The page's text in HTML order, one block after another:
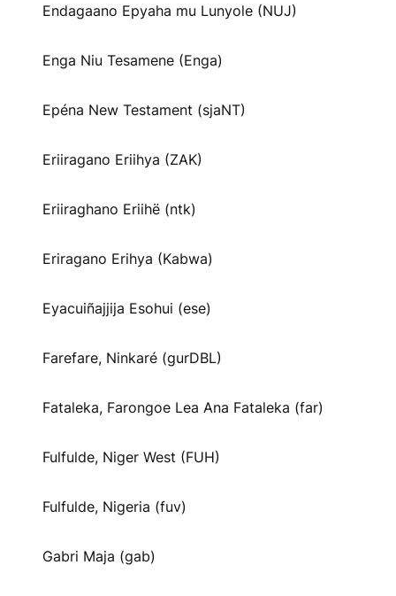
Endagaano Epyaha mu Lunyole (NUJ)
Enga Niu Tesamene (Enga)
Epéna New Testament (sjaNT)
Eriiragano Eriihya (ZAK)
Eriiraghano Eriihë (ntk)
Eriragano Erihya (Kabwa)
Eyacuiñajjija Esohui (ese)
Farefare, Ninkaré (gurDBL)
Fataleka, Farongoe Lea Ana Fataleka (far)
Fulfulde, Niger West (FUH)
Fulfulde, Nigeria (fuv)
Gabri Maja (gab)